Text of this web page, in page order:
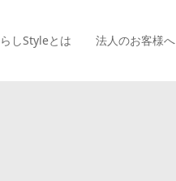
しStyleとは 法人のお客様へ